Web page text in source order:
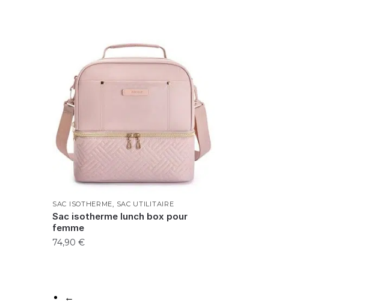
SAC ISOTHERME, SAC UTILITAIRE
Sac isotherme lunch box pour
femme
74,90 €
←